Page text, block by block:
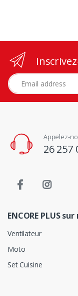
Adresse e-mail
Appelez-
26 257
ENCORE PLUS
Ventilateur
Moto
Set Cuisine